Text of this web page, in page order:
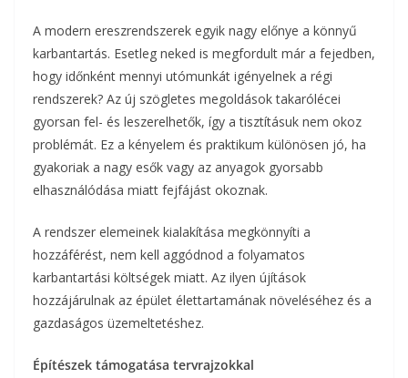
A modern ereszrendszerek egyik nagy előnye a könnyű
karbantartás. Esetleg neked is megfordult már a fejedben,
hogy időnként mennyi utómunkát igényelnek a régi
rendszerek? Az új szögletes megoldások takarólécei
gyorsan fel- és leszerelhetők, így a tisztításuk nem okoz
problémát. Ez a kényelem és praktikum különösen jó, ha
gyakoriak a nagy esők vagy az anyagok gyorsabb
elhasználódása miatt fejfájást okoznak.
A rendszer elemeinek kialakítása megkönnyíti a
hozzáférést, nem kell aggódnod a folyamatos
karbantartási költségek miatt. Az ilyen újítások
hozzájárulnak az épület élettartamának növeléséhez és a
gazdaságos üzemeltetéshez.
Építészek támogatása tervrajzokkal